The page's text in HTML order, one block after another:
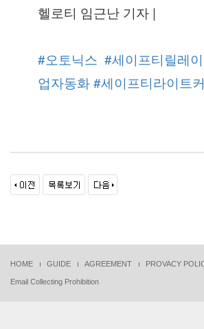
헬로티 임근난 기자 |
#오토닉스 #세이프티릴레
업자동화#세이프티라이트
HOME GUIDE AGREEMENT PROVACY
Email Collecting Prohibition